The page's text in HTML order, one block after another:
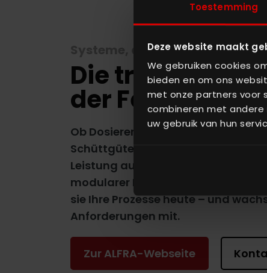
Toestemming
Deze website maakt
We gebruiken cookies
bieden en om ons
met onze partners voor
combineren met
uw gebruik van hun
Systeme, die Leistung liefern
Die treibende
der
Ob Dosieren, Wiegen, Fördern
Schüttgütern – unsere ALFRA-
Leistung ausgelegt. Mit
modularer Flexibilität und robuster
sie Ihre Prozesse heute – und
Anforderungen mit.
Zur ALFRA-Webseite